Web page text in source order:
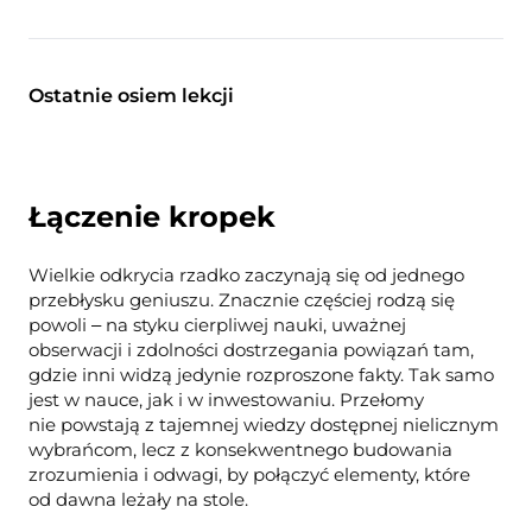
Ostatnie osiem lekcji
Łączenie kropek
Wielkie odkrycia rzadko zaczynają się od jednego
przebłysku geniuszu. Znacznie częściej rodzą się
powoli ‒ na styku cierpliwej nauki, uważnej
obserwacji i zdolności dostrzegania powiązań tam,
gdzie inni widzą jedynie rozproszone fakty. Tak samo
jest w nauce, jak i w inwestowaniu. Przełomy
nie powstają z tajemnej wiedzy dostępnej nielicznym
wybrańcom, lecz z konsekwentnego budowania
zrozumienia i odwagi, by połączyć elementy, które
od dawna leżały na stole.